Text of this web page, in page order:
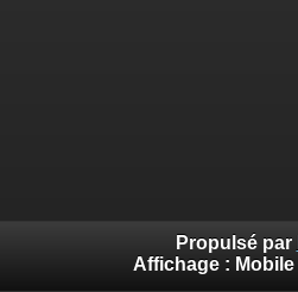
Propulsé par
Affichage : Mobile